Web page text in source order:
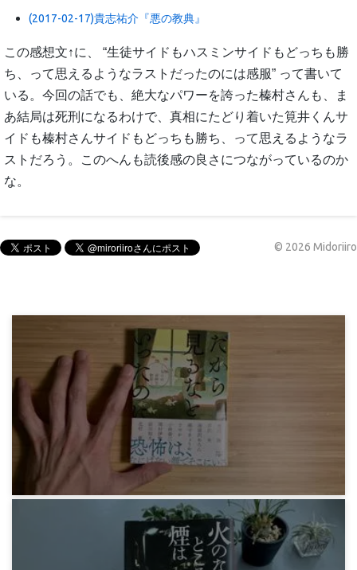
(2017-02-17)貴志祐介『悪の教典』
この感想文↑に、 “生徒サイドもハスミンサイドもどっちも勝
ち、って思えるようなラストだったのには感服” って書いて
いる。今回の話でも、絶大なパワーを誇った榛村さんも、ま
あ結局は死刑になるわけで、真相にたどり着いた筧井くんサ
イドも榛村さんサイドもどっちも勝ち、って思えるようなラ
ストだろう。このへんも読後感の良さにつながっているのか
な。
© 2026 Midoriiro
感想文